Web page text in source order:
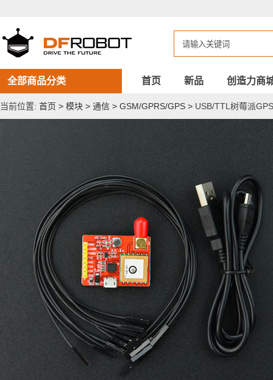
派
GPS
模
块
全部商品分类 首页 新品 创造力商
当前位置: 首页 > 模块 > 通信 > GSM/GPRS/GPS > USB/TTL树莓派